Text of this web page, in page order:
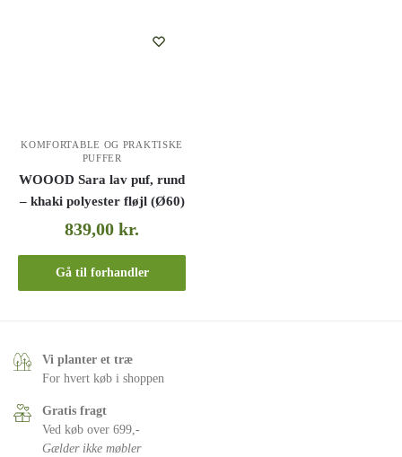
KOMFORTABLE OG PRAKTISKE
PUFFER
WOOOD Sara lav puf, rund
– khaki polyester fløjl (Ø60)
839,00kr.
Gå til forhandler
Vi planter et træ
For hvert køb i shoppen
Gratis fragt
Ved køb over 699,-
Gælder ikke møbler